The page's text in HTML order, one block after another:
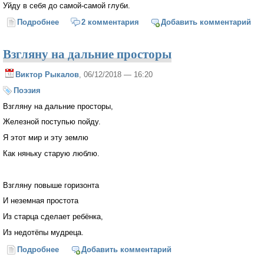
Уйду в себя до самой-самой глуби.
Подробнее о Зима, зима
2 комментария Добавить комментарий
Взгляну на дальние просторы
Виктор Рыкалов, 06/12/2018 — 16:20
Поэзия
Взгляну на дальние просторы,
Железной поступью пойду.
Я этот мир и эту землю
Как няньку старую люблю.
Взгляну повыше горизонта
И неземная простота
Из старца сделает ребёнка,
Из недотёпы мудреца.
Подробнее о Взгляну на дальние просторы
Добавить комментарий